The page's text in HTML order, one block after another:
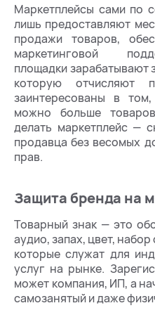
Маркетплейсы сами по
лишь предоставляют
продажи товаров,
маркетинговой
площадки зарабатывают
которую отчисляют
заинтересованы в
можно больше
делать маркетплейс —
продавца без весомых
прав.
Защита бренда на
Товарный знак — это
аудио, запах, цвет,
которые служат для
услуг на рынке.
может компания, ИП, а
самозанятый и даже